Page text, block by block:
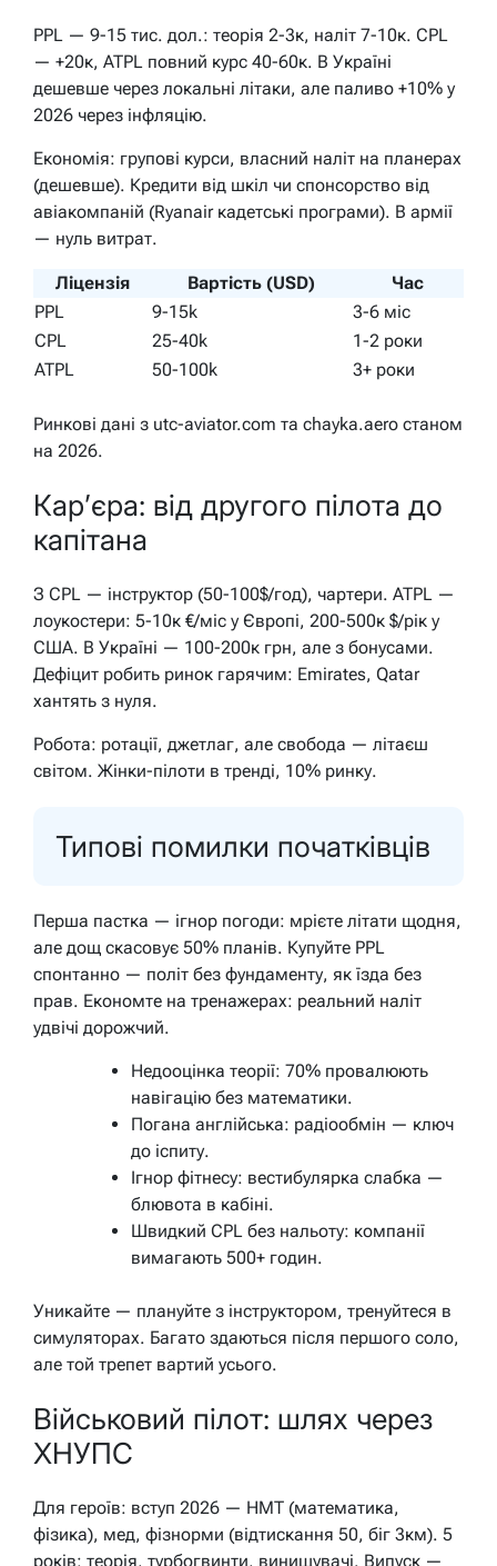
PPL — 9-15 тис. дол.: теорія 2-3к, наліт 7-10к. CPL
— +20к, ATPL повний курс 40-60к. В Україні
дешевше через локальні літаки, але паливо +10% у
2026 через інфляцію.
Економія: групові курси, власний наліт на планерах
(дешевше). Кредити від шкіл чи спонсорство від
авіакомпаній (Ryanair кадетські програми). В армії
— нуль витрат.
Ліцензія Вартість (USD)
Час
PPL
9-15k
3-6 міс
CPL
25-40k
1-2 роки
ATPL
50-100k 3+ роки
Ринкові дані з utc-aviator.com та chayka.aero станом
на 2026.
Кар’єра: від другого пілота до
капітана
З CPL — інструктор (50-100$/год), чартери. ATPL —
лоукостери: 5-10к €/міс у Європі, 200-500к $/рік у
США. В Україні — 100-200к грн, але з бонусами.
Дефіцит робить ринок гарячим: Emirates, Qatar
хантять з нуля.
Робота: ротації, джетлаг, але свобода — літаєш
світом. Жінки-пілоти в тренді, 10% ринку.
Типові помилки початківців
Перша пастка — ігнор погоди: мрієте літати щодня,
але дощ скасовує 50% планів. Купуйте PPL
спонтанно — політ без фундаменту, як їзда без
прав. Економте на тренажерах: реальний наліт
удвічі дорожчий.
Недооцінка теорії: 70% провалюють
навігацію без математики.
Погана англійська: радіообмін — ключ
до іспиту.
Ігнор фітнесу: вестибулярка слабка —
блювота в кабіні.
Швидкий CPL без нальоту: компанії
вимагають 500+ годин.
Уникайте — плануйте з інструктором, тренуйтеся в
симуляторах. Багато здаються після першого соло,
але той трепет вартий усього.
Військовий пілот: шлях через
ХНУПС
Для героїв: вступ 2026 — НМТ (математика,
фізика), мед, фізнорми (відтискання 50, біг 3км). 5
років: теорія, турбогвинти, винищувачі. Випуск —